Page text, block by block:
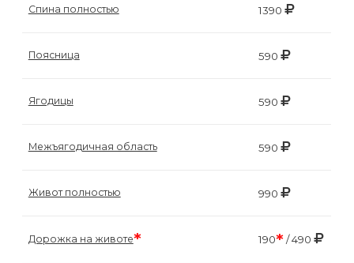
Спина полностью 1390
Поясница 590
Ягодицы 590
Межъягодичная область 590
Живот полностью 990
Дорожка на животе* 190*/ 490